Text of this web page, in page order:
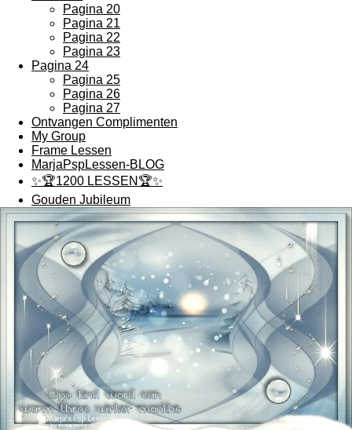
Pagina 20
Pagina 21
Pagina 22
Pagina 23
Pagina 24
Pagina 25
Pagina 26
Pagina 27
Ontvangen Complimenten
My Group
Frame Lessen
MarjaPspLessen-BLOG
✨🏆1200 LESSEN🏆✨
Gouden Jubileum